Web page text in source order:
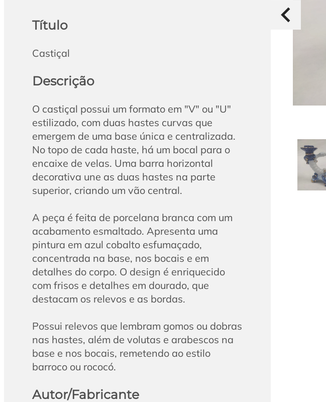
Título
Castiçal
Descrição
O castiçal possui um formato em "V" ou "U"
estilizado, com duas hastes curvas que
emergem de uma base única e centralizada.
No topo de cada haste, há um bocal para o
encaixe de velas. Uma barra horizontal
decorativa une as duas hastes na parte
superior, criando um vão central.
A peça é feita de porcelana branca com um
acabamento esmaltado. Apresenta uma
pintura em azul cobalto esfumaçado,
concentrada na base, nos bocais e em
detalhes do corpo. O design é enriquecido
com frisos e detalhes em dourado, que
destacam os relevos e as bordas.
Possui relevos que lembram gomos ou dobras
nas hastes, além de volutas e arabescos na
base e nos bocais, remetendo ao estilo
barroco ou rococó.
Autor/Fabricante